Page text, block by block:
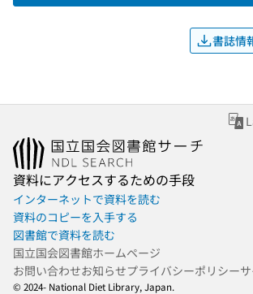
書誌情
資料にアクセスするための手段
インターネットで資料を読む
資料のコピーを入手する
図書館で資料を読む
国立国会図書館ホームページ
お問い合わせお知らせプライバシーポリシー
© 2024- National Diet Library, Japan.